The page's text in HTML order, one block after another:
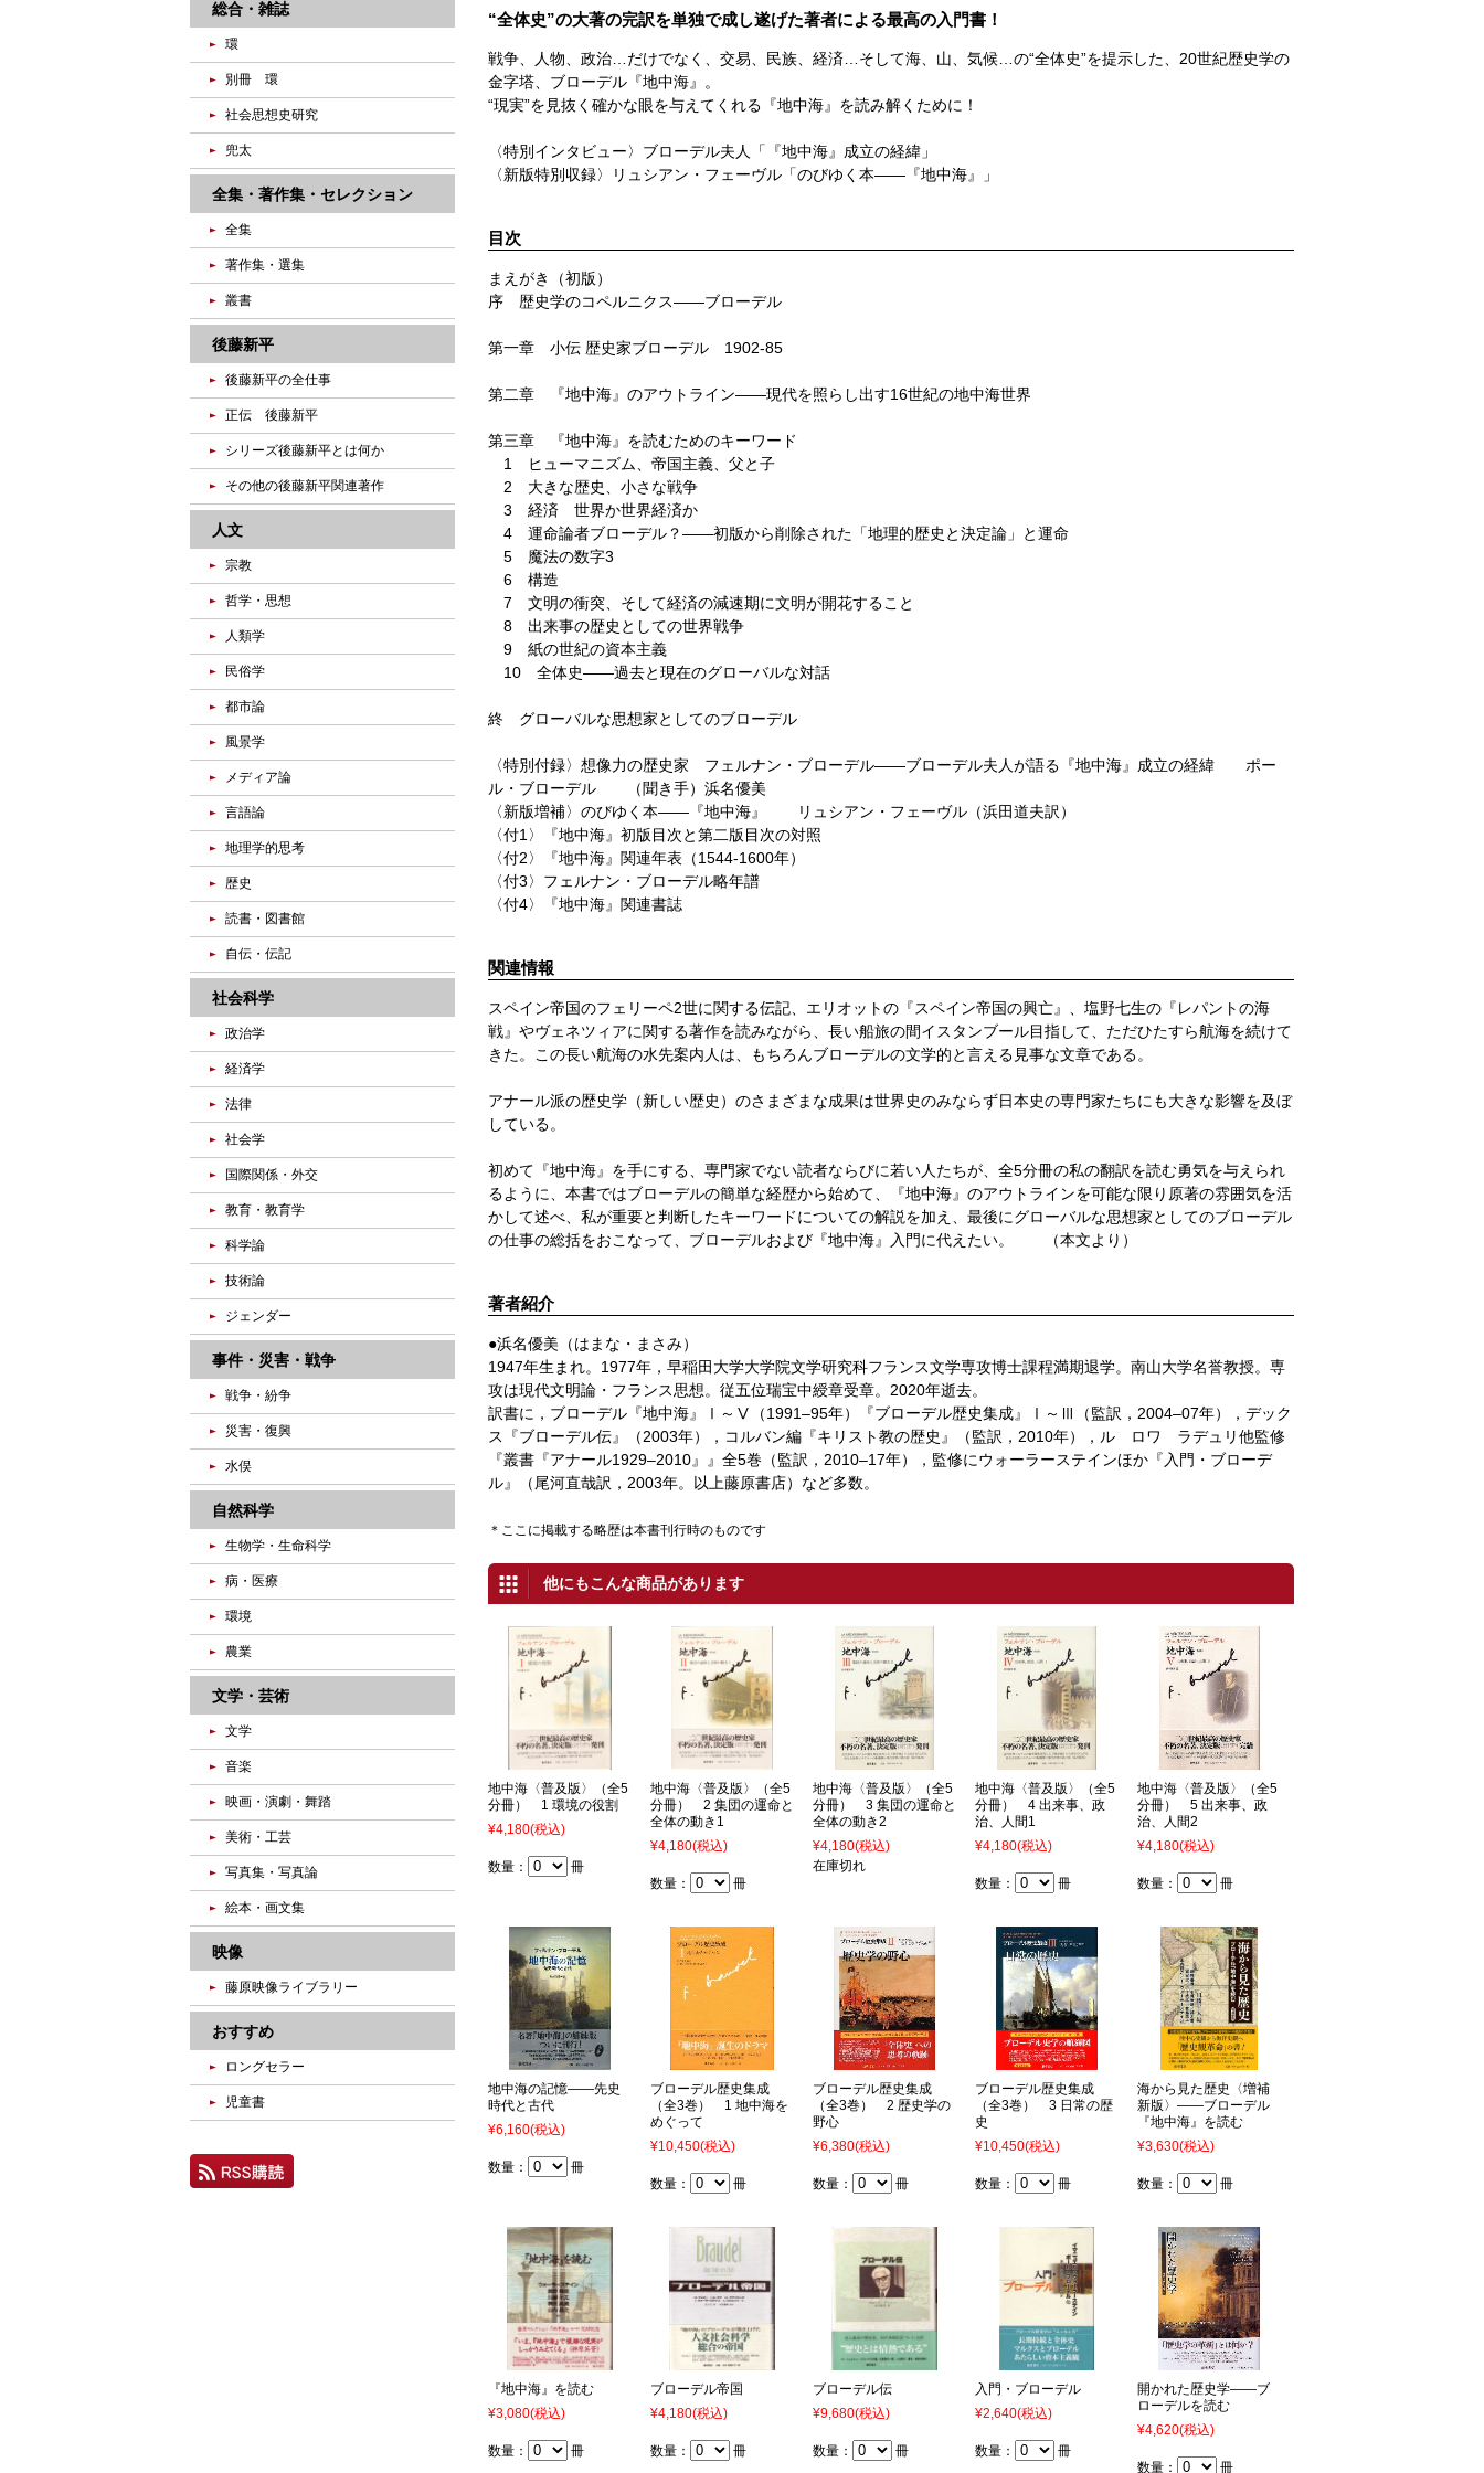
“全体史”の大著の完訳を単独で成し遂げた著者による最高の入門書！
戦争、人物、政治…だけでなく、交易、民族、経済…そして海、山、気候…の“全体史”を提示した、20世紀歴史学の
金字塔、ブローデル『地中海』。
“現実”を見抜く確かな眼を与えてくれる『地中海』を読み解くために！
〈特別インタビュー〉ブローデル夫人「『地中海』成立の経緯」
〈新版特別収録〉リュシアン・フェーヴル「のびゆく本――『地中海』」
目次
まえがき（初版）
序 歴史学のコペルニクス――ブローデル
第一章 小伝 歴史家ブローデル 1902-85
第二章 『地中海』のアウトライン――現代を照らし出す16世紀の地中海世界
第三章 『地中海』を読むためのキーワード
1 ヒューマニズム、帝国主義、父と子
2 大きな歴史、小さな戦争
3 経済゠世界か世界経済か
4 運命論者ブローデル？――初版から削除された「地理的歴史と決定論」と運命
5 魔法の数字3
6 構造
7 文明の衝突、そして経済の減速期に文明が開花すること
8 出来事の歴史としての世界戦争
9 紙の世紀の資本主義
10 全体史――過去と現在のグローバルな対話
終 グローバルな思想家としてのブローデル
〈特別付録〉想像力の歴史家 フェルナン・ブローデル――ブローデル夫人が語る『地中海』成立の経緯 ポー
ル・ブローデル （聞き手）浜名優美
〈新版増補〉のびゆく本――『地中海』 リュシアン・フェーヴル（浜田道夫訳）
〈付1〉『地中海』初版目次と第二版目次の対照
〈付2〉『地中海』関連年表（1544-1600年）
〈付3〉フェルナン・ブローデル略年譜
〈付4〉『地中海』関連書誌
関連情報
スペイン帝国のフェリーペ2世に関する伝記、エリオットの『スペイン帝国の興亡』、塩野七生の『レパントの海
戦』やヴェネツィアに関する著作を読みながら、長い船旅の間イスタンブール目指して、ただひたすら航海を続けて
きた。この長い航海の水先案内人は、もちろんブローデルの文学的と言える見事な文章である。
アナール派の歴史学（新しい歴史）のさまざまな成果は世界史のみならず日本史の専門家たちにも大きな影響を及ぼ
している。
初めて『地中海』を手にする、専門家でない読者ならびに若い人たちが、全5分冊の私の翻訳を読む勇気を与えられ
るように、本書ではブローデルの簡単な経歴から始めて、『地中海』のアウトラインを可能な限り原著の雰囲気を活
かして述べ、私が重要と判断したキーワードについての解説を加え、最後にグローバルな思想家としてのブローデル
の仕事の総括をおこなって、ブローデルおよび『地中海』入門に代えたい。 （本文より）
著者紹介
●浜名優美（はまな・まさみ）
1947年生まれ。1977年，早稲田大学大学院文学研究科フランス文学専攻博士課程満期退学。南山大学名誉教授。専
攻は現代文明論・フランス思想。従五位瑞宝中綬章受章。2020年逝去。
訳書に，ブローデル『地中海』Ⅰ～Ⅴ（1991–95年）『ブローデル歴史集成』Ⅰ～Ⅲ（監訳，2004–07年），デック
ス『ブローデル伝』（2003年），コルバン編『キリスト教の歴史』（監訳，2010年），ル゠ロワ゠ラデュリ他監修
『叢書『アナール1929–2010』』全5巻（監訳，2010–17年），監修にウォーラーステインほか『入門・ブローデ
ル』（尾河直哉訳，2003年。以上藤原書店）など多数。
＊ここに掲載する略歴は本書刊行時のものです
他にもこんな商品があります
地中海〈普及版〉（全5
分冊） 1 環境の役割
¥4,180(税込)
数量： 冊
地中海〈普及版〉（全5
分冊） 2 集団の運命と
全体の動き1
¥4,180(税込)
数量： 冊
地中海〈普及版〉（全5
分冊） 3 集団の運命と
全体の動き2
¥4,180(税込)
在庫切れ
地中海〈普及版〉（全5
分冊） 4 出来事、政
治、人間1
¥4,180(税込)
数量： 冊
地中海〈普及版〉（全5
分冊） 5 出来事、政
治、人間2
¥4,180(税込)
数量： 冊
地中海の記憶――先史
時代と古代
¥6,160(税込)
数量： 冊
ブローデル歴史集成
（全3巻） 1 地中海を
めぐって
¥10,450(税込)
数量： 冊
ブローデル歴史集成
（全3巻） 2 歴史学の
野心
¥6,380(税込)
数量： 冊
ブローデル歴史集成
（全3巻） 3 日常の歴
史
¥10,450(税込)
数量： 冊
海から見た歴史〈増補
新版〉――ブローデル
『地中海』を読む
¥3,630(税込)
数量： 冊
『地中海』を読む
¥3,080(税込)
数量： 冊
ブローデル帝国
¥4,180(税込)
数量： 冊
ブローデル伝
¥9,680(税込)
数量： 冊
入門・ブローデル
¥2,640(税込)
数量： 冊
開かれた歴史学――ブ
ローデルを読む
¥4,620(税込)
数量： 冊
総合・雑誌
環
別冊 環
社会思想史研究
兜太
全集・著作集・セレクション
全集
著作集・選集
叢書
後藤新平
後藤新平の全仕事
正伝 後藤新平
シリーズ後藤新平とは何か
その他の後藤新平関連著作
人文
宗教
哲学・思想
人類学
民俗学
都市論
風景学
メディア論
言語論
地理学的思考
歴史
読書・図書館
自伝・伝記
社会科学
政治学
経済学
法律
社会学
国際関係・外交
教育・教育学
科学論
技術論
ジェンダー
事件・災害・戦争
戦争・紛争
災害・復興
水俣
自然科学
生物学・生命科学
病・医療
環境
農業
文学・芸術
文学
音楽
映画・演劇・舞踏
美術・工芸
写真集・写真論
絵本・画文集
映像
藤原映像ライブラリー
おすすめ
ロングセラー
児童書